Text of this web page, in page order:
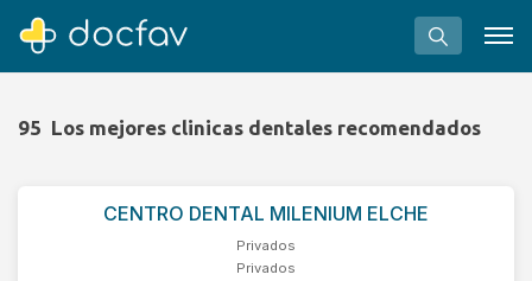
Buscar
Software para clínicas
95 Los mejores clinicas dentales recomendados
CENTRO DENTAL MILENIUM ELCHE
Privados
Privados